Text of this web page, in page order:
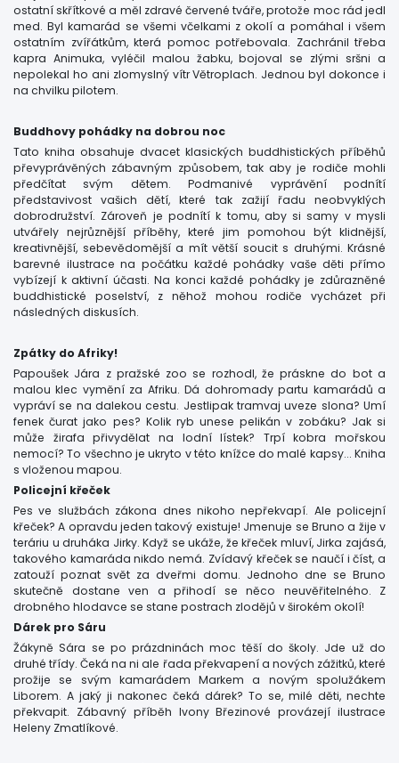
ostatní skřítkové a měl zdravé červené tváře, protože moc rád jedl
med. Byl kamarád se všemi včelkami z okolí a pomáhal i všem
ostatním zvířátkům, která pomoc potřebovala. Zachránil třeba
kapra Animuka, vyléčil malou žabku, bojoval se zlými sršni a
nepolekal ho ani zlomyslný vítr Větroplach. Jednou byl dokonce i
na chvilku pilotem.
Buddhovy pohádky na dobrou noc
Tato kniha obsahuje dvacet klasických buddhistických příběhů
převyprávěných zábavným způsobem, tak aby je rodiče mohli
předčítat svým dětem. Podmanivé vyprávění podnítí
představivost vašich dětí, které tak zažijí řadu neobvyklých
dobrodružství. Zároveň je podnítí k tomu, aby si samy v mysli
utvářely nejrůznější příběhy, které jim pomohou být klidnější,
kreativnější, sebevědomější a mít větší soucit s druhými. Krásné
barevné ilustrace na počátku každé pohádky vaše děti přímo
vybízejí k aktivní účasti. Na konci každé pohádky je zdůrazněné
buddhistické poselství, z něhož mohou rodiče vycházet při
následných diskusích.
Zpátky do Afriky!
Papoušek Jára z pražské zoo se rozhodl, že práskne do bot a
malou klec vymění za Afriku. Dá dohromady partu kamarádů a
vypráví se na dalekou cestu. Jestlipak tramvaj uveze slona? Umí
fenek čurat jako pes? Kolik ryb unese pelikán v zobáku? Jak si
může žirafa přivydělat na lodní lístek? Trpí kobra mořskou
nemocí? To všechno je ukryto v této knížce do malé kapsy... Kniha
s vloženou mapou.
Policejní křeček
Pes ve službách zákona dnes nikoho nepřekvapí. Ale policejní
křeček? A opravdu jeden takový existuje! Jmenuje se Bruno a žije v
teráriu u druháka Jirky. Když se ukáže, že křeček mluví, Jirka zajásá,
takového kamaráda nikdo nemá. Zvídavý křeček se naučí i číst, a
zatouží poznat svět za dveřmi domu. Jednoho dne se Bruno
skutečně dostane ven a přihodí se něco neuvěřitelného. Z
drobného hlodavce se stane postrach zlodějů v širokém okolí!
Dárek pro Sáru
Žákyně Sára se po prázdninách moc těší do školy. Jde už do
druhé třídy. Čeká na ni ale řada překvapení a nových zážitků, které
prožije se svým kamarádem Markem a novým spolužákem
Liborem. A jaký ji nakonec čeká dárek? To se, milé děti, nechte
překvapit. Zábavný příběh Ivony Březinové provázejí ilustrace
Heleny Zmatlíkové.